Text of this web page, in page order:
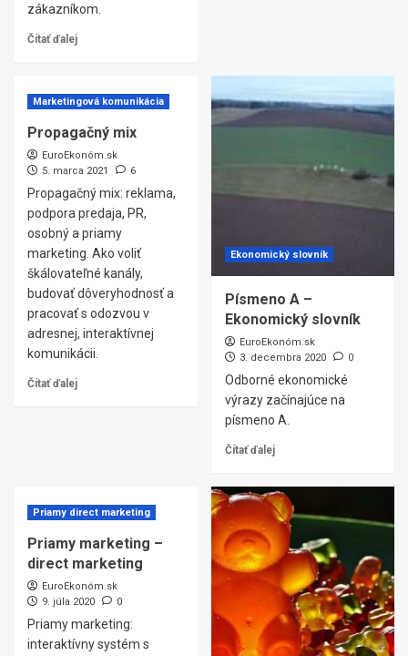
zákazníkom.
Čítať ďalej
Marketingová komunikácia
Propagačný mix
EuroEkonóm.sk
5. marca 2021
6
Propagačný mix: reklama,
podpora predaja, PR,
osobný a priamy
marketing. Ako voliť
škálovateľné kanály,
budovať dôveryhodnosť a
pracovať s odozvou v
adresnej, interaktívnej
komunikácii.
Čítať ďalej
Ekonomický slovník
Písmeno A –
Ekonomický slovník
EuroEkonóm.sk
3. decembra 2020
0
Odborné ekonomické
výrazy začínajúce na
písmeno A.
Čítať ďalej
Priamy direct marketing
Priamy marketing –
direct marketing
EuroEkonóm.sk
9. júla 2020
0
Priamy marketing:
interaktívny systém s